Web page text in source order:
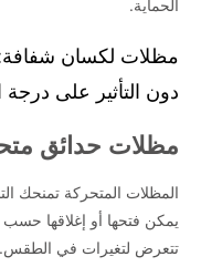
الحماية.
مظلات لكسان شفافة:
دون التأثير على درجة
مظلات حدائق
المظلات المتحركة تمنحك
يمكن فتحها أو إغلاقها حسب
تتعرض لتغيرات في الطقس.